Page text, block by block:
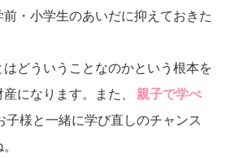
・小学生のあいだに抑えておきた
どういうことなのかという根本を
になります。また、
親子で学べ
子様と一緒に学び直しのチャンス